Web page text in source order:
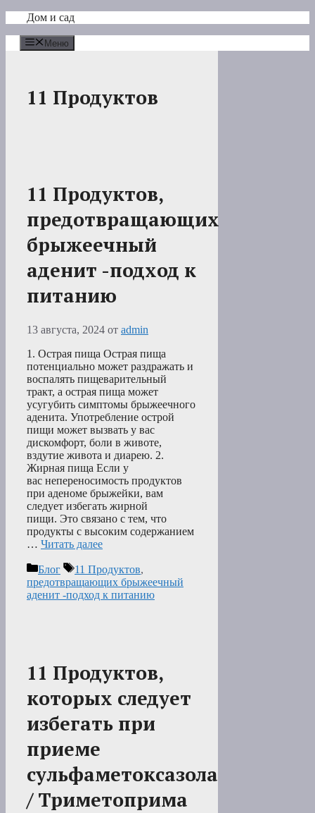
Перейти
содержимому
Дом и сад
Меню
11 Продуктов
11 Продуктов,
предотвращающих
брыжеечный
аденит -подход к
питанию
13 августа, 2024 от admin
1. Острая пища Острая пища
потенциально может раздражать и
воспалять пищеварительный
тракт, а острая пища может
усугубить симптомы брыжеечного
аденита. Употребление острой
пищи может вызвать у вас
дискомфорт, боли в животе,
вздутие живота и диарею. 2.
Жирная пища Если у
вас непереносимость продуктов
при аденоме брыжейки, вам
следует избегать жирной
пищи. Это связано с тем, что
продукты с высоким содержанием
… Читать далее
Рубрики
Блог Метки
11 Продуктов,
предотвращающих брыжеечный
аденит -подход к питанию
11 Продуктов,
которых следует
избегать при
приеме
сульфаметоксазола
/ Триметоприма